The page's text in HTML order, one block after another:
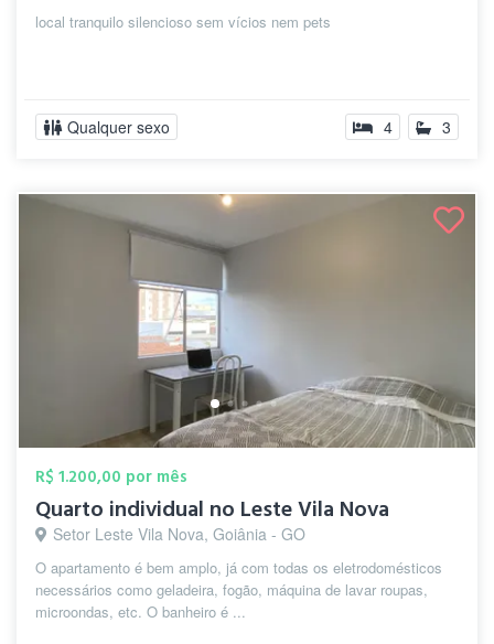
local tranquilo silencioso sem vícios nem pets
Qualquer sexo 4 3
R$ 1.200,00 por mês
Quarto individual no Leste Vila Nova
Setor Leste Vila Nova, Goiânia - GO
O apartamento é bem amplo, já com todas os eletrodomésticos
necessários como geladeira, fogão, máquina de lavar roupas,
microondas, etc. O banheiro é ...